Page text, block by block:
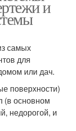
и
самых
для
или дач.
поверхности)
(в основном
недорогой, и